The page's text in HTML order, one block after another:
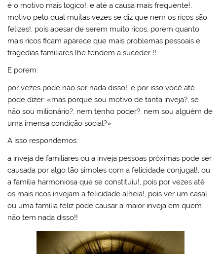
é o motivo mais logico!, e até a causa mais frequente!,
motivo pelo qual muitas vezes se diz que nem os ricos são
felizes!, pois apesar de serem muito ricos, porem quanto
mais ricos ficam aparece que mais problemas pessoais e
tragedias familiares lhe tendem a suceder !!
E porem:
por vezes pode não ser nada disso!, e por isso você até
pode dizer: «mas porque sou motivo de tanta inveja?, se
não sou milionário?, nem tenho poder?, nem sou alguém de
uma imensa condição social?»
A isso respondemos:
a inveja de familiares ou a inveja pessoas próximas pode ser
causada por algo tão simples com a felicidade conjugal!, ou
a família harmoniosa que se constituiu!, pois por vezes até
os mais ricos invejam a felicidade alheia!, pois ver um casal
ou uma família feliz pode causar a maior inveja em quem
não tem nada disso!!